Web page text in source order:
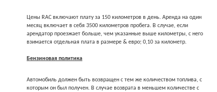
Цены RAC включают плату за 150 километров в день. Аренда на один
месяц включает в себя 3500 километров пробега. В случае, если
арендатор проезжает больше, чем указанные выше километры, с него
взимается отдельная плата в размере & евро; 0,10 за километр.
Бензиновая политика
Автомобиль должен быть возвращен с тем же количеством топлива, с
которым он был получен. В случае возврата в меньшем количестве с